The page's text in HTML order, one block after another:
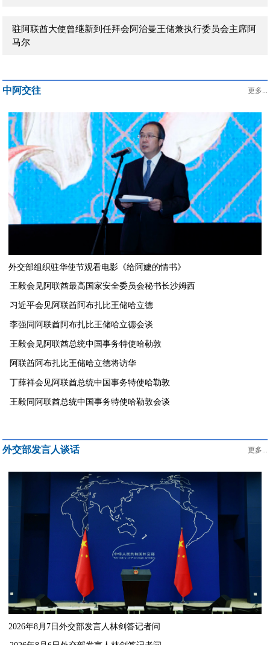
驻阿联酋大使曾继新到任拜会阿治曼王储兼执行委员会主席阿
马尔
默德
中阿交往 更多...
外交部组织驻华使节观看电影《给阿嬷的情书》
王毅会见阿联酋最高国家安全委员会秘书长沙姆西
习近平会见阿联酋阿布扎比王储哈立德
李强同阿联酋阿布扎比王储哈立德会谈
​王毅会见阿联酋总统中国事务特使哈勒敦
阿联酋阿布扎比王储哈立德将访华
丁薛祥会见阿联酋总统中国事务特使哈勒敦
王毅同阿联酋总统中国事务特使哈勒敦会谈
外交部发言人谈话 更多...
2026年8月7日外交部发言人林剑答记者问